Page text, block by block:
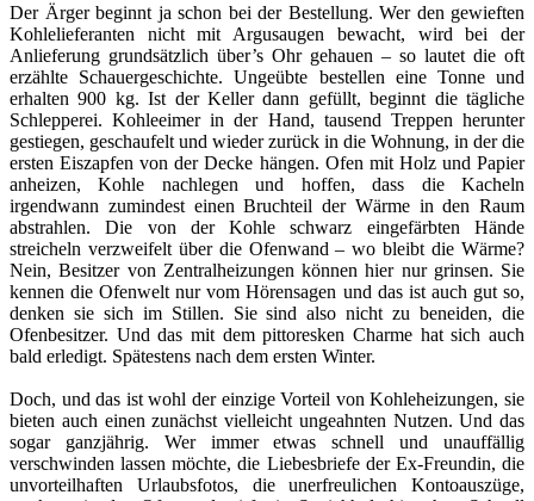
Der Ärger beginnt ja schon bei der Bestellung. Wer den gewieften
Kohlelieferanten nicht mit Argusaugen bewacht, wird bei der
Anlieferung grundsätzlich über’s Ohr gehauen – so lautet die oft
erzählte Schauergeschichte. Ungeübte bestellen eine Tonne und
erhalten 900 kg. Ist der Keller dann gefüllt, beginnt die tägliche
Schlepperei. Kohleeimer in der Hand, tausend Treppen herunter
gestiegen, geschaufelt und wieder zurück in die Wohnung, in der die
ersten Eiszapfen von der Decke hängen. Ofen mit Holz und Papier
anheizen, Kohle nachlegen und hoffen, dass die Kacheln
irgendwann zumindest einen Bruchteil der Wärme in den Raum
abstrahlen. Die von der Kohle schwarz eingefärbten Hände
streicheln verzweifelt über die Ofenwand – wo bleibt die Wärme?
Nein, Besitzer von Zentralheizungen können hier nur grinsen. Sie
kennen die Ofenwelt nur vom Hörensagen und das ist auch gut so,
denken sie sich im Stillen. Sie sind also nicht zu beneiden, die
Ofenbesitzer. Und das mit dem pittoresken Charme hat sich auch
bald erledigt. Spätestens nach dem ersten Winter.
Doch, und das ist wohl der einzige Vorteil von Kohleheizungen, sie
bieten auch einen zunächst vielleicht ungeahnten Nutzen. Und das
sogar ganzjährig. Wer immer etwas schnell und unauffällig
verschwinden lassen möchte, die Liebesbriefe der Ex-Freundin, die
unvorteilhaften Urlaubsfotos, die unerfreulichen Kontoauszüge,